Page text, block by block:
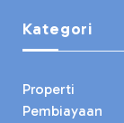
Kategori
Properti
Pembiayaan